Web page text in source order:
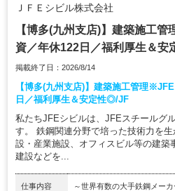
ＪＦＥシビル株式会社
【博多(九州支店)】建築施工
資／年休122日／福利厚生＆
掲載終了日：2026/8/14
【博多(九州支店)】建築施工管理
日／福利厚生＆安定性◎/JF
私たちJFEシビルは、JFEスチールグ
す。 鉄鋼関連分野で培った技術力を
設・産業施設、オフィスビル等の建築
建設などを...
仕事内容
～世界有数の大手鉄鋼メー